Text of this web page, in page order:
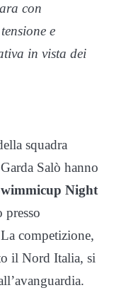
con
e
in vista dei
squadra
Salò hanno
Night
presso
competizione,
il Nord Italia, si